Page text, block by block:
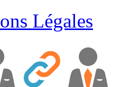
Légales